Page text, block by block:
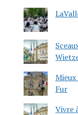
Fur
Vivre